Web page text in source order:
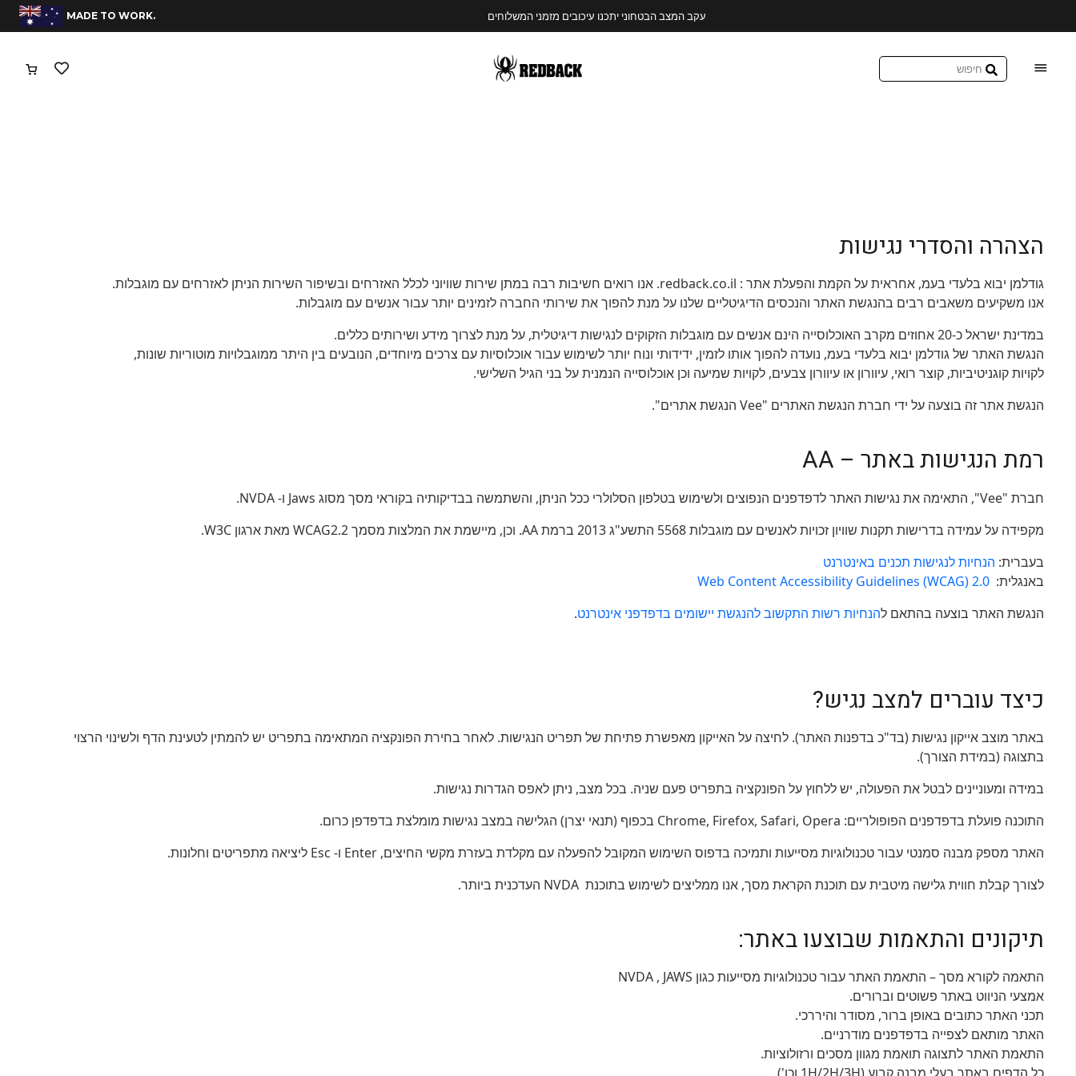
משלוחים חינם בהזמנות מעל 400 שח .MADE TO WORK
הצהרה והסדרי נגישות
גודלמן יבוא בלעדי בעמ, אחראית על הקמת והפעלת אתר : redback.co.il. אנו רואים חשיבות רבה במתן שירות שוויוני לכלל האזרחים ובשיפור השירות הניתן לאזרחים עם מוגבלות.
אנו משקיעים משאבים רבים בהנגשת האתר והנכסים הדיגיטליים שלנו על מנת להפוך את שירותי החברה לזמינים יותר עבור אנשים עם מוגבלות.
במדינת ישראל כ-20 אחוזים מקרב האוכלוסייה הינם אנשים עם מוגבלות הזקוקים לנגישות דיגיטלית, על מנת לצרוך מידע ושירותים כללים.
הנגשת האתר של גודלמן יבוא בלעדי בעמ, נועדה להפוך אותו לזמין, ידידותי ונוח יותר לשימוש עבור אוכלוסיות עם צרכים מיוחדים, הנובעים בין היתר ממוגבלויות מוטוריות שונות,
לקויות קוגניטיביות, קוצר רואי, עיוורון או עיוורון צבעים, לקויות שמיעה וכן אוכלוסייה הנמנית על בני הגיל השלישי.
הנגשת אתר זה בוצעה על ידי חברת הנגשת האתרים "Vee הנגשת אתרים".
רמת הנגישות באתר – AA
חברת "Vee", התאימה את נגישות האתר לדפדפנים הנפוצים ולשימוש בטלפון הסלולרי ככל הניתן, והשתמשה בבדיקותיה בקוראי מסך מסוג Jaws ו- NVDA.
מקפידה על עמידה בדרישות תקנות שוויון זכויות לאנשים עם מוגבלות 5568 התשע"ג 2013 ברמת AA. וכן, מיישמת את המלצות מסמך WCAG2.2 מאת ארגון W3C.
בעברית: הנחיותלנגישות תכנים באינטרנט
באנגלית: Web Content Accessibility Guidelines (WCAG) 2.0
הנגשת האתר בוצעה בהתאם להנחיות רשות התקשובלהנגשת יישומים בדפדפני אינטרנט.
כיצד עוברים למצב נגיש?
באתר מוצב אייקון נגישות (בד"כ בדפנות האתר). לחיצה על האייקון מאפשרת פתיחת של תפריט הנגישות. לאחר בחירת הפונקציה המתאימה בתפריט יש להמתין לטעינת הדף ולשינוי הרצוי
בתצוגה (במידת הצורך).
במידה ומעוניינים לבטל את הפעולה, יש ללחוץ על הפונקציה בתפריט פעם שניה. בכל מצב, ניתן לאפס הגדרות נגישות.
התוכנה פועלת בדפדפנים הפופולריים: Chrome, Firefox, Safari, Opera בכפוף (תנאי יצרן) הגלישה במצב נגישות מומלצת בדפדפן כרום.
האתר מספק מבנה סמנטי עבור טכנולוגיות מסייעות ותמיכה בדפוס השימוש המקובל להפעלה עם מקלדת בעזרת מקשי החיצים, Enter ו- Esc ליציאה מתפריטים וחלונות.
לצורך קבלת חווית גלישה מיטבית עם תוכנת הקראת מסך, אנו ממליצים לשימוש בתוכנת NVDA העדכנית ביותר.
תיקונים והתאמות שבוצעו באתר:
התאמה לקורא מסך – התאמת האתר עבור טכנולוגיות מסייעות כגון NVDA , JAWS
אמצעי הניווט באתר פשוטים וברורים.
תכני האתר כתובים באופן ברור, מסודר והיררכי.
האתר מותאם לצפייה בדפדפנים מודרניים.
התאמת האתר לתצוגה תואמת מגוון מסכים ורזולוציות.